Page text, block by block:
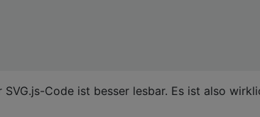
Code ist besser lesbar. Es ist also